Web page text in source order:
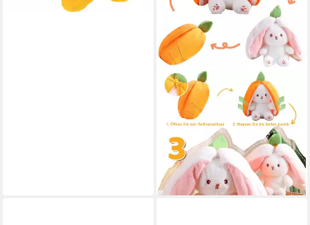
TUWENA
Kuscheltier Plüschtier,
Erdbeere Karotte Hase
Puppe, Ostern Geschenk
ab 11,99 € UVP19,99 €
-40%
lieferbar - in 3-4 Werktagen bei dir